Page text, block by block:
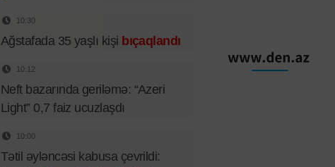
10:30
Ağstafada 35 yaşlı kişi bıçaqlandı
10:12
Neft bazarında geriləmə: “Azeri
Light” 0,7 faiz ucuzlaşdı
10:00
Tətil əyləncəsi kabusa çevrildi: